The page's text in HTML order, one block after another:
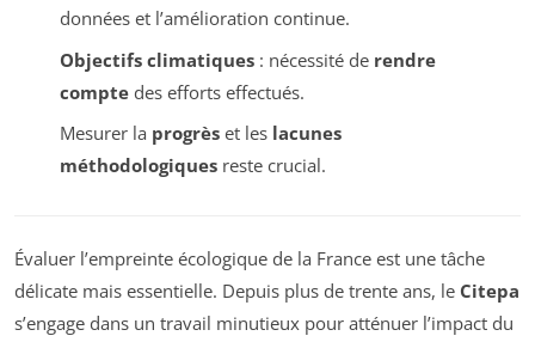
données et l’amélioration continue.
Objectifs climatiques: nécessité de rendre
comptedes efforts effectués.
Mesurer la progrèset les lacunes
méthodologiquesreste crucial.
Évaluer l’empreinte écologique de la France est une tâche
délicate mais essentielle. Depuis plus de trente ans, le Citepa
s’engage dans un travail minutieux pour atténuer l’impact du